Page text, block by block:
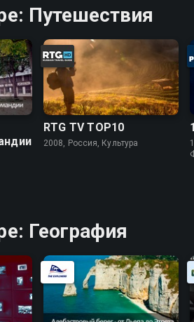
Путешествия
RTG TV TOP10
2008, Россия, Культура
География